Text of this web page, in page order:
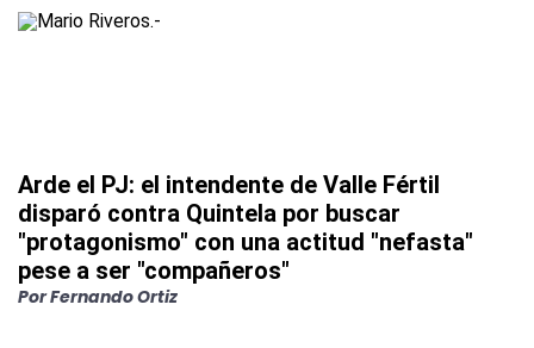
Arde el PJ: el intendente de Valle Fértil
disparó contra Quintela por buscar
"protagonismo" con una actitud "nefasta"
pese a ser "compañeros"
Por Fernando Ortiz